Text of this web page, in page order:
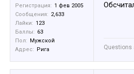
Регистрация: 1 фев 2005
Сообщения: 2,633
Лайки: 123
Баллы: 63
Пол: Мужской
Адрес: Рига Questions